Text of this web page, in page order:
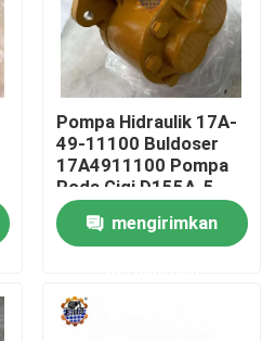
Pompa Hidraulik 17A-
49-11100 Buldoser
17A4911100 Pompa
Roda Gigi D155A-5
D155A-3
mengirimkan